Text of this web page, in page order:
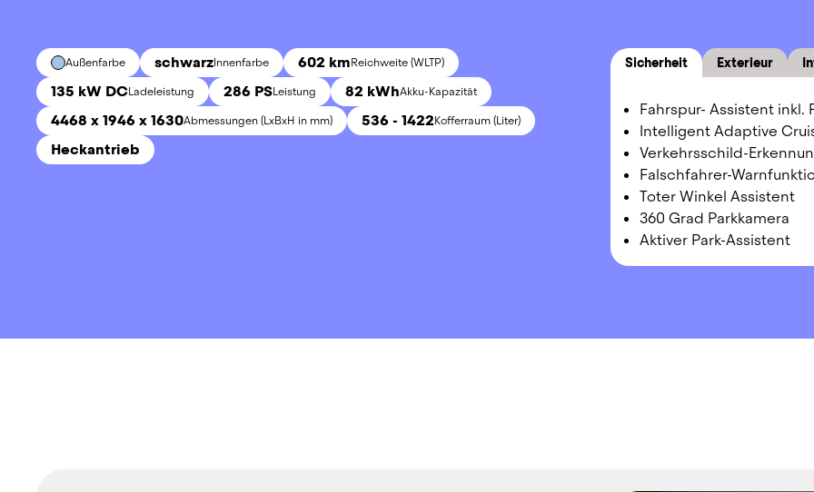
Außenfarbe schwarzInnenfarbe 602 kmReichweite (WLTP)
135 kW DCLadeleistung 286 PSLeistung 82 kWhAkku-Kapazität
4468 x 1946 x 1630Abmessungen (LxBxH in mm) 536 - 1422Kofferraum (Liter)
Heckantrieb
Sicherheit Exterieur
Fahrspur- Assistent
Intelligent Adaptive
Verkehrsschild-
Falschfahrer-
Toter Winkel Assistent
360 Grad Parkkamera
Aktiver Park-Assistent